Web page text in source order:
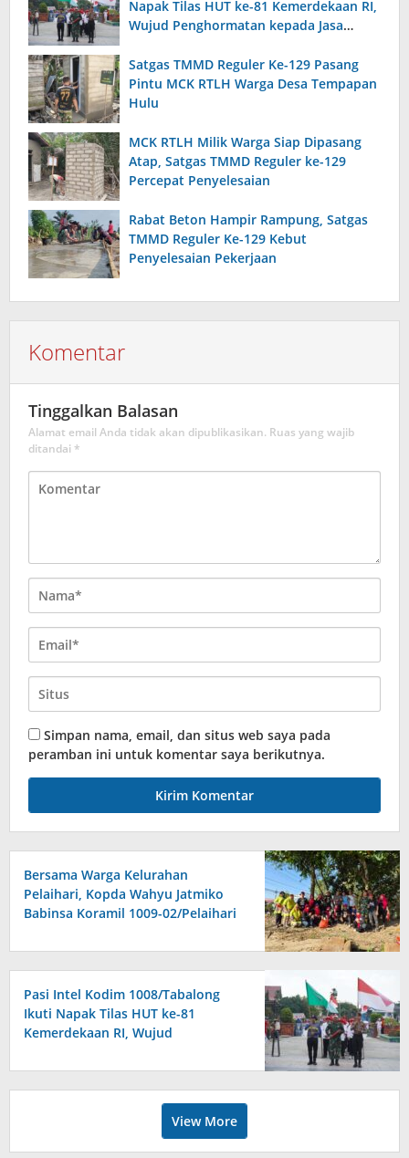
Napak Tilas HUT ke-81 Kemerdekaan RI,
Wujud Penghormatan kepada Jasa
Satgas TMMD Reguler Ke-129 Pasang
Pintu MCK RTLH Warga Desa Tempapan
Hulu
MCK RTLH Milik Warga Siap Dipasang
Atap, Satgas TMMD Reguler ke-129
Percepat Penyelesaian
Rabat Beton Hampir Rampung, Satgas
TMMD Reguler Ke-129 Kebut
Penyelesaian Pekerjaan
Komentar
Tinggalkan Balasan
Alamat email Anda tidak akan dipublikasikan. Ruas yang wajib
ditandai *
Simpan nama, email, dan situs web saya pada
peramban ini untuk komentar saya berikutnya.
Bersama Warga Kelurahan
Pelaihari, Kopda Wahyu Jatmiko
Babinsa Koramil 1009-02/Pelaihari
Pasi Intel Kodim 1008/Tabalong
Ikuti Napak Tilas HUT ke-81
Kemerdekaan RI, Wujud
Pahlawan
View More